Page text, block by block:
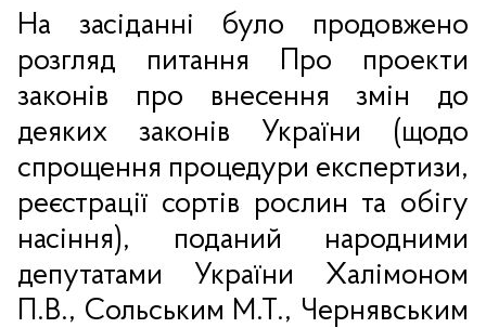
На засіданні було продовжено
розгляд питання Про проекти
законів про внесення змін до
деяких законів України (щодо
спрощення процедури експертизи,
реєстрації сортів рослин та обігу
насіння), поданий народними
депутатами України Халімоном
П.В., Сольським М.Т., Чернявським